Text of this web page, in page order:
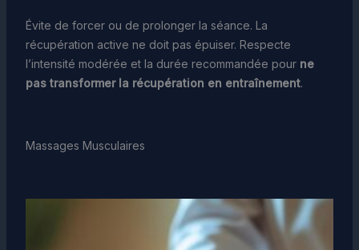
Évite de forcer ou de prolonger la séance. La
récupération active ne doit pas épuiser. Respecte
l’intensité modérée et la durée recommandée pour ne
pas transformer la récupération en entraînement.
Massages Musculaires